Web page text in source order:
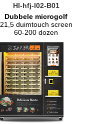
Hl-hfj-l02-B01
Dubbele microgolf
21,5 duimtouch screen
60-200 dozen